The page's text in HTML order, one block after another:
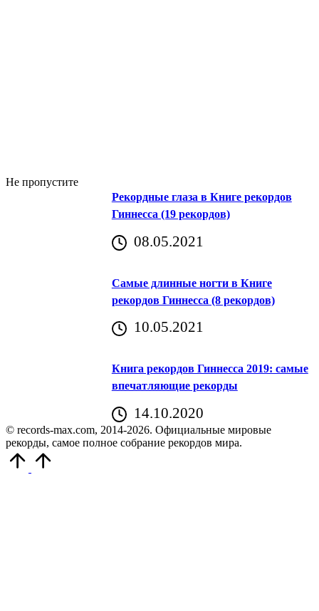
Не пропустите
Рекордные глаза в Книге рекордов
Гиннесса (19 рекордов)
08.05.2021
Самые длинные ногти в Книге
рекордов Гиннесса (8 рекордов)
10.05.2021
Книга рекордов Гиннесса 2019: самые
впечатляющие рекорды
14.10.2020
© records-max.com, 2014-2026. Официальные мировые
рекорды, самое полное собрание рекордов мира.